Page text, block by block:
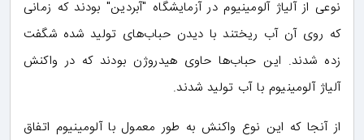
نوعی از آلیاژ آلومینیوم در آزمایشگاه "آبردین" بودند که زمانی
که روی آن آب ریختند با دیدن حباب‌های تولید شده شگفت
زده شدند. این حباب‌ها حاوی هیدروژن بودند که در واکنش
آلیاژ آلومینیوم با آب تولید شدند.
از آنجا که این نوع واکنش به طور معمول با آلومینیوم اتفاق